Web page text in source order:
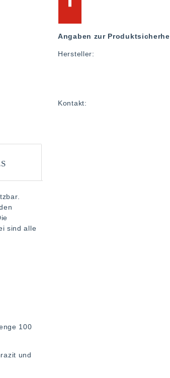
Angaben zur
Hersteller:
Kontakt:
sind alle
100
und